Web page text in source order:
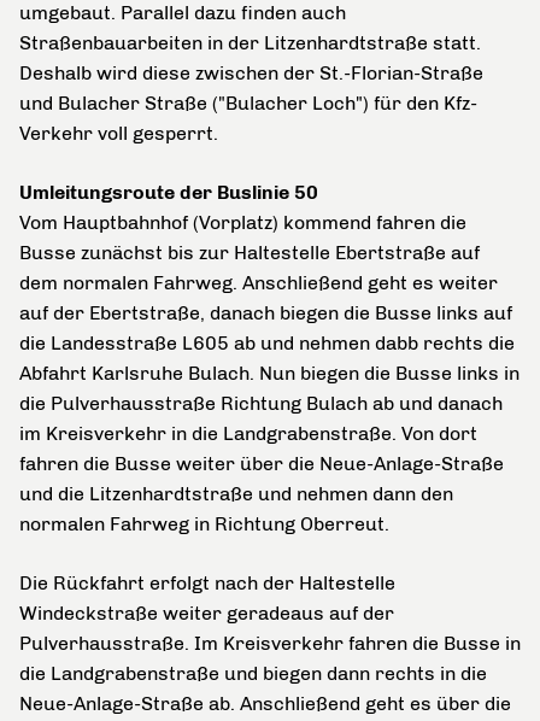
umgebaut. Parallel dazu finden auch
Straßenbauarbeiten in der Litzenhardtstraße statt.
Deshalb wird diese zwischen der St.-Florian-Straße
und Bulacher Straße ("Bulacher Loch") für den Kfz-
Verkehr voll gesperrt.
Umleitungsroute der Buslinie 50
Vom Hauptbahnhof (Vorplatz) kommend fahren die
Busse zunächst bis zur Haltestelle Ebertstraße auf
dem normalen Fahrweg. Anschließend geht es weiter
auf der Ebertstraße, danach biegen die Busse links auf
die Landesstraße L605 ab und nehmen dabb rechts die
Abfahrt Karlsruhe Bulach. Nun biegen die Busse links in
die Pulverhausstraße Richtung Bulach ab und danach
im Kreisverkehr in die Landgrabenstraße. Von dort
fahren die Busse weiter über die Neue-Anlage-Straße
und die Litzenhardtstraße und nehmen dann den
normalen Fahrweg in Richtung Oberreut.
Die Rückfahrt erfolgt nach der Haltestelle
Windeckstraße weiter geradeaus auf der
Pulverhausstraße. Im Kreisverkehr fahren die Busse in
die Landgrabenstraße und biegen dann rechts in die
Neue-Anlage-Straße ab. Anschließend geht es über die